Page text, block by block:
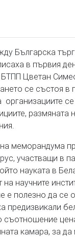
Българска
в първия
Цветан
се състоя в
меморандума
участващи в
науката в
научните
е полезно да се
съотношение
камара, за